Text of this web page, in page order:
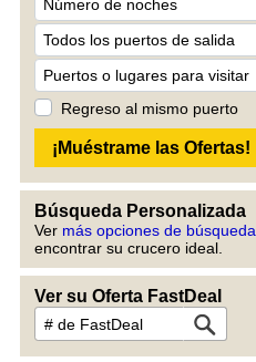
Regreso al mismo puerto
Búsqueda Personalizada
Ver más opciones de búsqueda
encontrar su crucero ideal.
Ver su Oferta FastDeal